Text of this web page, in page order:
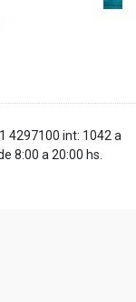
4297100 int: 1042 a
8:00 a 20:00 hs.